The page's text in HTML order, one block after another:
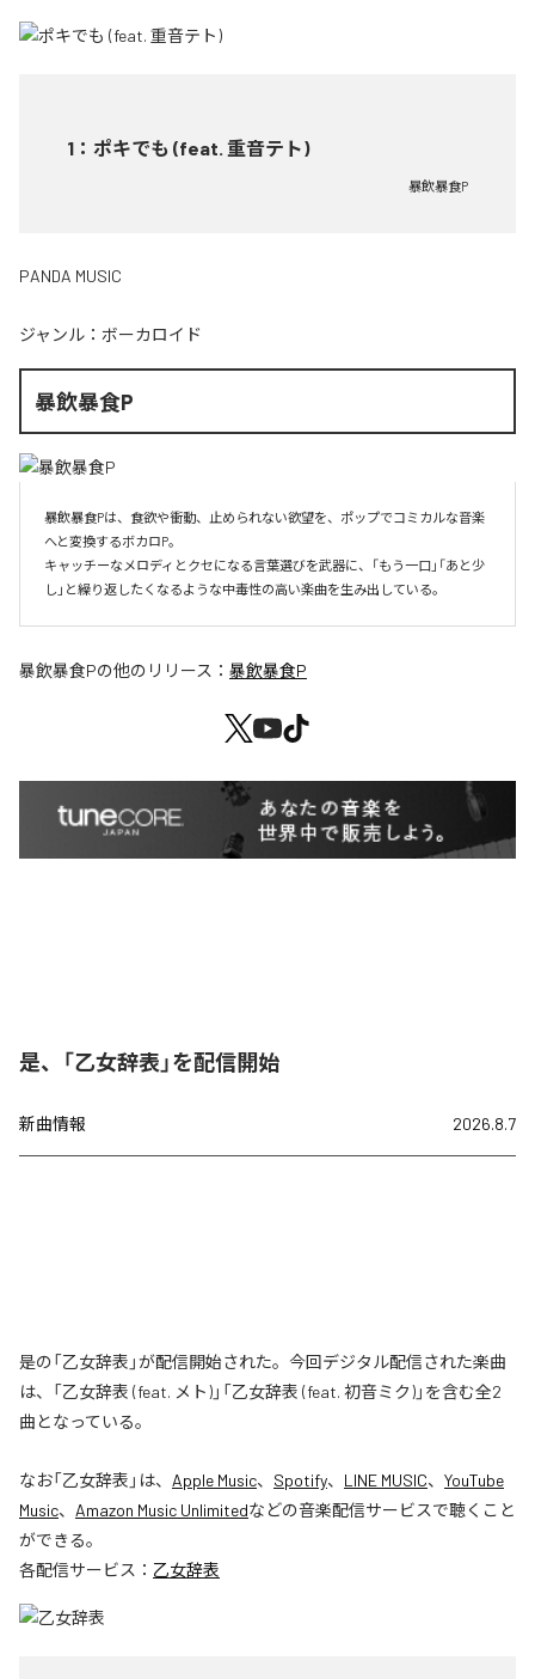
1 ： ポキでも (feat. 重音テト)
暴飲暴食P
PANDA MUSIC
ジャンル： ボーカロイド
暴飲暴食P
暴飲暴食Pは、食欲や衝動、止められない欲望を、ポップでコミカルな音楽
へと変換するボカロP。
キャッチーなメロディとクセになる言葉選びを武器に、「もう一口」「あと少
し」と繰り返したくなるような中毒性の高い楽曲を生み出している。
暴飲暴食Pの他のリリース： 暴飲暴食P
是、「乙女辞表」を配信開始
新曲情報 2026.8.7
是の「乙女辞表」が配信開始された。今回デジタル配信された楽曲
は、「乙女辞表 (feat. メト)」「乙女辞表 (feat. 初音ミク)」を含む全2
曲となっている。
なお「乙女辞表 」は、 Apple Music、 Spotify、 LINE MUSIC、 YouTube
Music、 Amazon Music Unlimitedなどの音楽配信サービスで聴くこと
ができる。
各配信サービス： 乙女辞表